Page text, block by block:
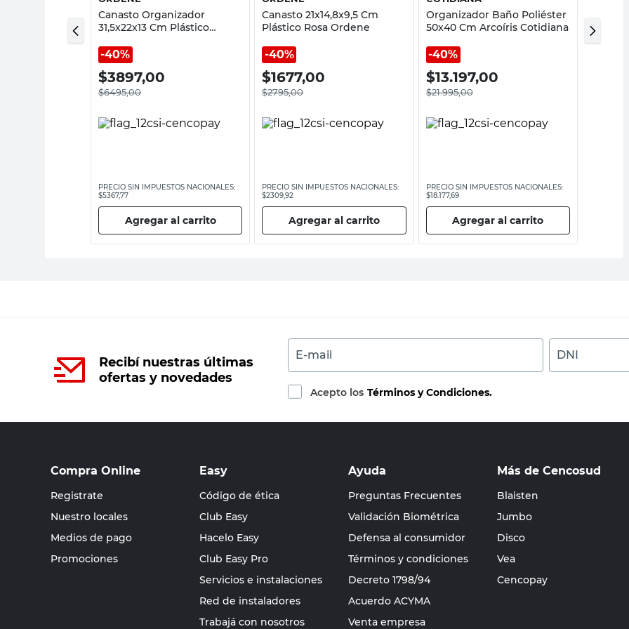
Canasto Organizador
31,5x22x13 Cm Plástico
40%
$3897,00
$6495,00
PRECIO SIN IMPUESTOS NACIONALES:
$5367,77
Agregar al carrito
Canasto 21x14,8x9,5 Cm
Plástico Rosa Ordene
40%
$1677,00
$2795,00
PRECIO SIN IMPUESTOS NACIONALES:
$2309,92
Agregar al carrito
Organizador Baño Poliéster
50x40 Cm Arcoíris Cotidiana
40%
$13.197,00
$21.995,00
PRECIO SIN IMPUESTOS NACIONALES:
$18.177,69
Agregar al carrito
Recibí nuestras últimas
ofertas y novedades
E-mail DNI
Acepto los Términos y Condiciones.
Compra Online
Registrate
Nuestro locales
Medios de pago
Promociones
Easy
Código de ética
Club Easy
Hacelo Easy
Club Easy Pro
Servicios e instalaciones
Red de instaladores
Trabajá con nosotros
Ayuda
Preguntas Frecuentes
Validación Biométrica
Defensa al consumidor
Términos y condiciones
Decreto 1798/94
Acuerdo ACYMA
Venta empresa
Más de Cencosud
Blaisten
Jumbo
Disco
Vea
Cencopay